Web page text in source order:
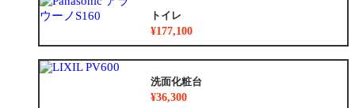
トイレ
¥177,100
洗面化粧台
¥36,300